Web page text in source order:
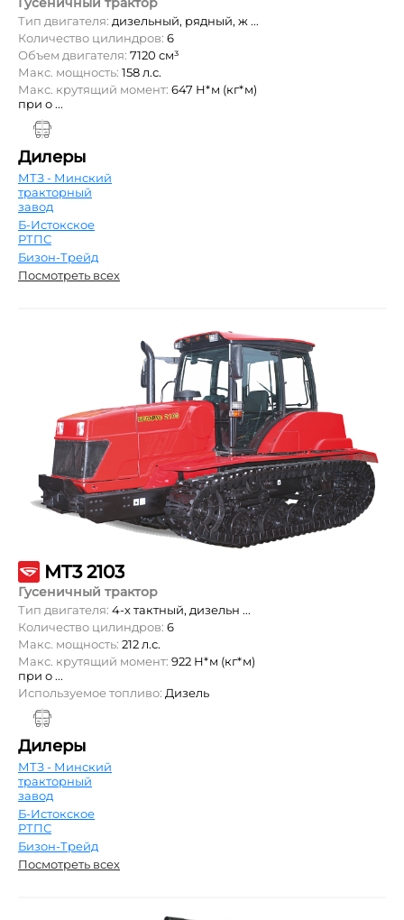
Тип двигателя: дизельный, рядный, ж ...
Количество цилиндров: 6
Объем двигателя: 7120 см³
Макс. мощность: 158 л.с.
Макс. крутящий момент: 647 Н*м (кг*м)
при о ...
Дилеры
МТЗ - Минский
тракторный
завод
Б-Истокское
РТПС
Бизон-Трейд
Посмотреть всех
MT3 2103
Гусеничный трактор
Тип двигателя: 4-х тактный, дизельн ...
Количество цилиндров: 6
Макс. мощность: 212 л.с.
Макс. крутящий момент: 922 Н*м (кг*м)
при о ...
Используемое топливо: Дизель
Дилеры
МТЗ - Минский
тракторный
завод
Б-Истокское
РТПС
Бизон-Трейд
Посмотреть всех